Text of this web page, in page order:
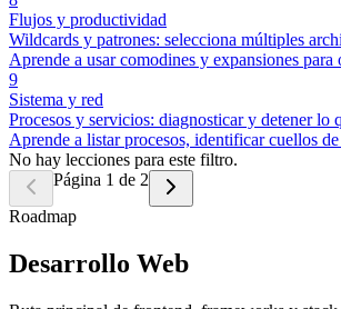
Flujos y productividad
Wildcards y patrones: selecciona múltiples
Aprende a usar comodines y expansiones
9
Sistema y red
Procesos y servicios: diagnosticar y detener lo
Aprende a listar procesos, identificar cuellos
No hay lecciones para este filtro.
Página 1 de 2
Roadmap
Desarrollo Web